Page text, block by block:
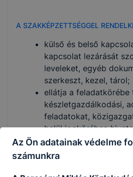
A SZAKKÉPZETTSÉGGEL
­külső és belső
kapcsolat lezárását
leveleket, egyéb
szerkeszt, kezel, tárol;
ellátja a
készletgazdálkodási,
feladatokat,
belül jogkörében
hatósági eljárást, vagy
ellenőrzést folytat le;
Az Ön adatainak védelme
számunkra